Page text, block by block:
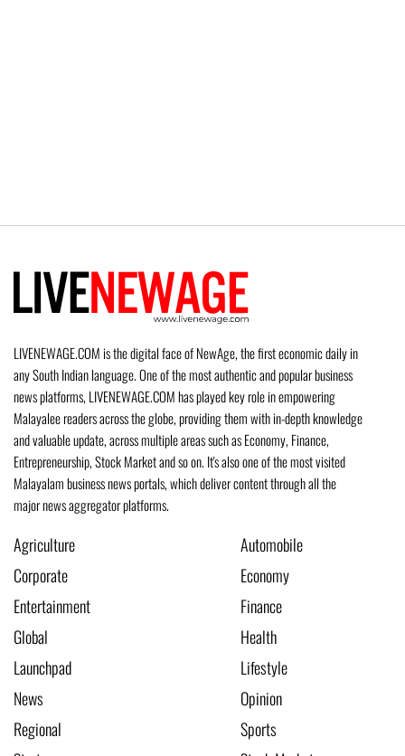
LIVENEWAGE.COM is the digital face of NewAge, the first economic daily in
any South Indian language. One of the most authentic and popular business
news platforms, LIVENEWAGE.COM has played key role in empowering
Malayalee readers across the globe, providing them with in-depth knowledge
and valuable update, across multiple areas such as Economy, Finance,
Entrepreneurship, Stock Market and so on. It's also one of the most visited
Malayalam business news portals, which deliver content through all the
major news aggregator platforms.
Agriculture
Automobile
Corporate
Economy
Entertainment
Finance
Global
Health
Launchpad
Lifestyle
News
Opinion
Regional
Sports